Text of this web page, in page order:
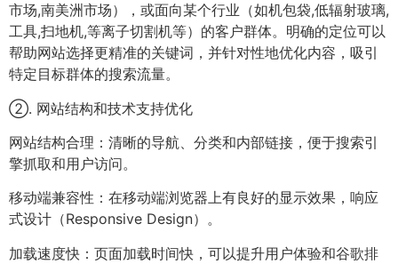
市场,南美洲市场），或面向某个行业（如机包袋,低辐射玻璃,
工具,扫地机,等离子切割机等）的客户群体。明确的定位可以
帮助网站选择更精准的关键词，并针对性地优化内容，吸引
特定目标群体的搜索流量。
②. 网站结构和技术支持优化
网站结构合理：清晰的导航、分类和内部链接，便于搜索引
擎抓取和用户访问。
移动端兼容性：在移动端浏览器上有良好的显示效果，响应
式设计（Responsive Design）。
加载速度快：页面加载时间快，可以提升用户体验和谷歌排